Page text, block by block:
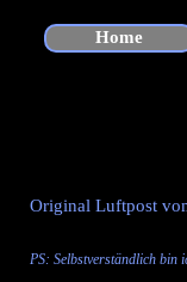
Home
Original Luftpost
PS: Selbstverständlich bin